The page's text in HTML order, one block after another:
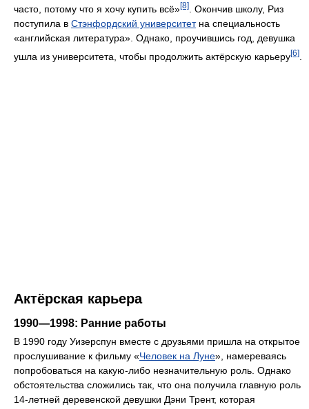
часто, потому что я хочу купить всё»[8]
. Окончив школу, Риз
поступила в Стэнфордский университетна специальность
«английская литература». Однако, проучившись год, девушка
ушла из университета, чтобы продолжить актёрскую карьеру[6]
Актёрская карьера
1990—1998: Ранние работы
В 1990 году Уизерспун вместе с друзьями пришла на открытое
прослушивание к фильму «Человек на Луне», намереваясь
попробоваться на какую-либо незначительную роль. Однако
обстоятельства сложились так, что она получила главную роль
14-летней деревенской девушки Дэни Трент, которая